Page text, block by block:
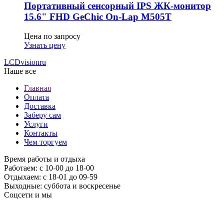
Портативный сенсорный IPS ЖК-монитор
15.6" FHD GeСhic On-Lap M505T
Цена по запросу
Узнать цену
LCDvisionru
Наше все
Главная
Оплата
Доставка
Заберу сам
Услуги
Контакты
Чем торгуем
Время работы и отдыха
Работаем: с 10-00 до 18-00
Отдыхаем: с 18-01 до 09-59
Выходные: суббота и воскресенье
Соцсети и мы